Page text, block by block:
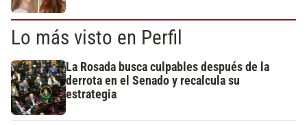
Lo más visto en Perfil
La Rosada busca culpables después de la
derrota en el Senado y recalcula su
estrategia